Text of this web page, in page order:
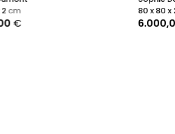
€
cm 80 x 80 x